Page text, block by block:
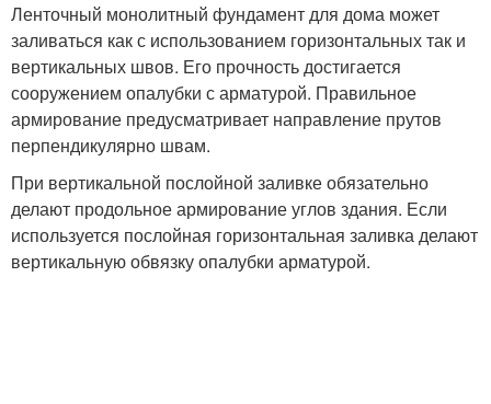
Ленточный монолитный фундамент для дома может
заливаться как с использованием горизонтальных так и
вертикальных швов. Его прочность достигается
сооружением опалубки с арматурой. Правильное
армирование предусматривает направление прутов
перпендикулярно швам.
При вертикальной послойной заливке обязательно
делают продольное армирование углов здания. Если
используется послойная горизонтальная заливка делают
вертикальную обвязку опалубки арматурой.